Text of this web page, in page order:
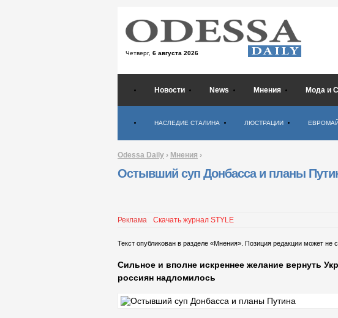
Четверг, 6 августа 2026
Новости News Мнения Мода и
НАСЛЕДИЕ СТАЛИНА ЛЮСТРАЦИИ
Odessa Daily › Мнения ›
Остывший суп Донбасса и планы
Реклама Скачать журнал STYLE
Текст опубликован в разделе «Мнения». Позиция редакции может не
Сильное и вполне искреннее желание вернуть
россиян надломилось